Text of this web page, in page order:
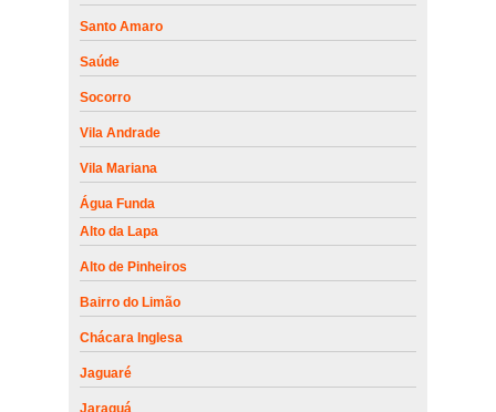
Santo Amaro
Saúde
Socorro
Vila Andrade
Vila Mariana
Água Funda
Alto da Lapa
Alto de Pinheiros
Bairro do Limão
Chácara Inglesa
Jaguaré
Jaraguá